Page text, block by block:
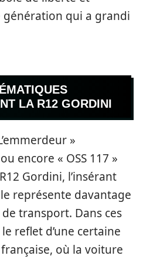
génération qui a grandi
LA R12 GORDINI
»
encore « OSS 117 »
Gordini, l’insérant
représente davantage
transport. Dans ces
reflet d’une certaine
où la voiture